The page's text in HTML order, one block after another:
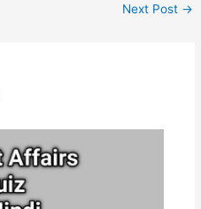
Next Post →